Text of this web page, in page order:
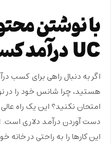
با نوشتن
UC درآمد کسب کنید
اگر به دنبال راهی برای کسب
امتحان نکنید؟ این یک راه
دست آوردن درآمد دلاری است.
این کارها را به راحتی در خانه